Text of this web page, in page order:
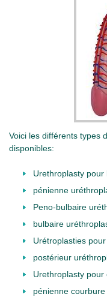
Voici les différents types
disponibles:
Urethroplasty pour
pénienne
Peno-bulbaire
bulbaire
Urétroplasties
postérieur
Urethroplasty pour
pénienne courbure